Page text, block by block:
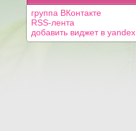
группа ВКонтакте
RSS-лента
добавить виджет в yandex